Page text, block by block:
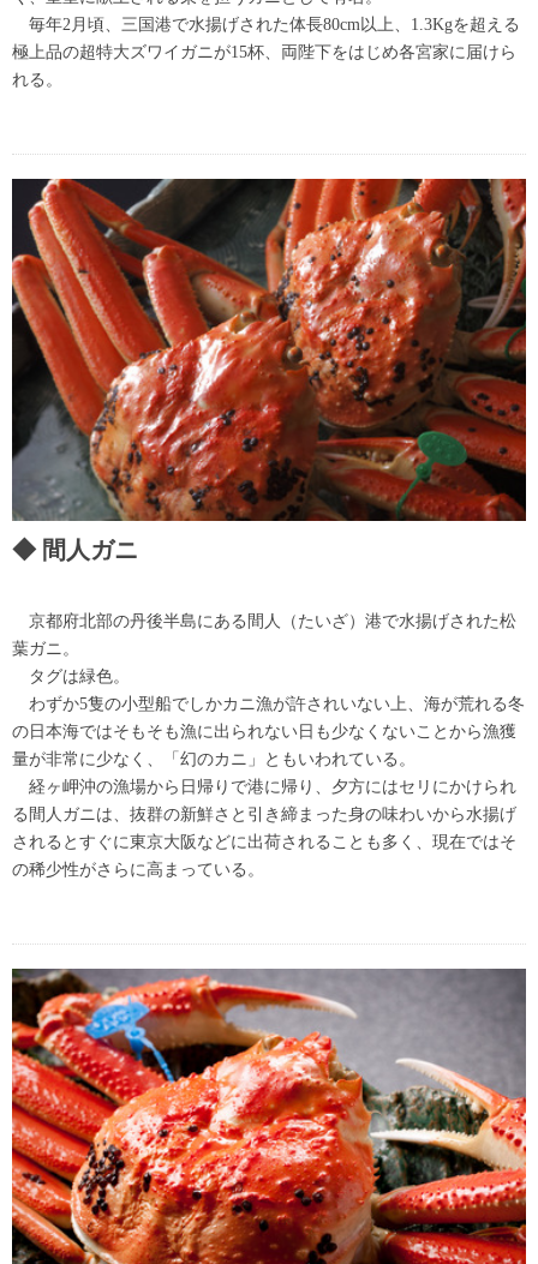
毎年2月頃、三国港で水揚げされた体長80cm以上、1.3Kgを超える
極上品の超特大ズワイガニが15杯、両陛下をはじめ各宮家に届けら
れる。
間人ガニ
京都府北部の丹後半島にある間人（たいざ）港で水揚げされた松
葉ガニ。
タグは緑色。
わずか5隻の小型船でしかカニ漁が許されいない上、海が荒れる冬
の日本海ではそもそも漁に出られない日も少なくないことから漁獲
量が非常に少なく、「幻のカニ」ともいわれている。
経ヶ岬沖の漁場から日帰りで港に帰り、夕方にはセリにかけられ
る間人ガニは、抜群の新鮮さと引き締まった身の味わいから水揚げ
されるとすぐに東京大阪などに出荷されることも多く、現在ではそ
の稀少性がさらに高まっている。